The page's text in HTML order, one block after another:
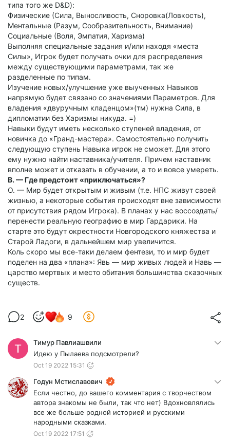
типа того же D&D):
Физические (Сила, Выносливость, Сноровка(Ловкость),
Ментальные (Разум, Сообразительность, Внимание)
Социальные (Воля, Эмпатия, Харизма)
Выполняя специальные задания и/или находя «места
Силы», Игрок будет получать очки для распределения
между существующими параметрами, так же
разделенные по типам.
Изучение новых/улучшение уже выученных Навыков
напрямую будет связано со значениями Параметров. Для
владения «двуручным кладенцом»(тм) нужна Сила, в
дипломатии без Харизмы никуда. =)
Навыки будут иметь несколько ступеней владения, от
новичка до «Гранд-мастера». Самостоятельно получить
следующую ступень Навыка игрок не сможет. Для этого
ему нужно найти наставника/учителя. Причем наставник
вполне может и отказать в обучении, а то и вовсе умереть.
В. — Где предстоит «приключаться»?
О. — Мир будет открытым и живым (т.е. НПС живут своей
жизнью, а некоторые события происходят вне зависимости
от присутствия рядом Игрока). В планах у нас воссоздать/
перенести реальную географию в мир Гардарики. На
старте это будут окрестности Новгородского княжества и
Старой Ладоги, в дальнейшем мир увеличится.
Коль скоро мы все-таки делаем фентези, то и мир будет
поделен на два «плана»: Явь — мир живых людей и Навь —
царство мертвых и место обитания большинства сказочных
существ.
2 9
Тимур Павлиашвили
Идею у Пылаева подсмотрели?
Oct 19 2022 15:31
Годун Мстиславович
Если честно, до вашего комментария с творчеством
автора знакомы не были, так что нет) Вдохновлялись
все же больше родной историей и русскими
народными сказками.
Oct 19 2022 17:51